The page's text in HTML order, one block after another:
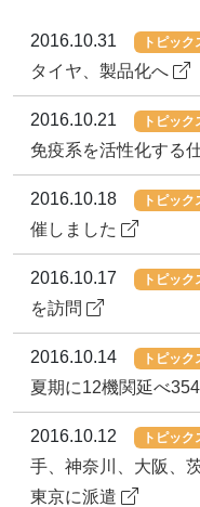
2016.10.31 トピック
タイヤ、製品化へ
2016.10.21 トピック
免疫系を活性化する
2016.10.18 トピック
催しました
2016.10.17 トピック
を訪問
2016.10.14 トピック
夏期に12機関延べ
2016.10.12 トピック
手、神奈川、大阪、
東京に派遣